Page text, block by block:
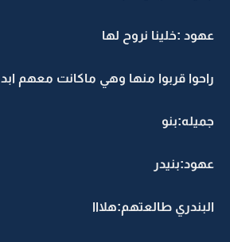
عهود :خلينا نروح لها
راحوا قربوا منها وهي ماكانت معهم ابد
جميله:بنو
عهود:بنيدر
البندري طالعتهم:هلااا